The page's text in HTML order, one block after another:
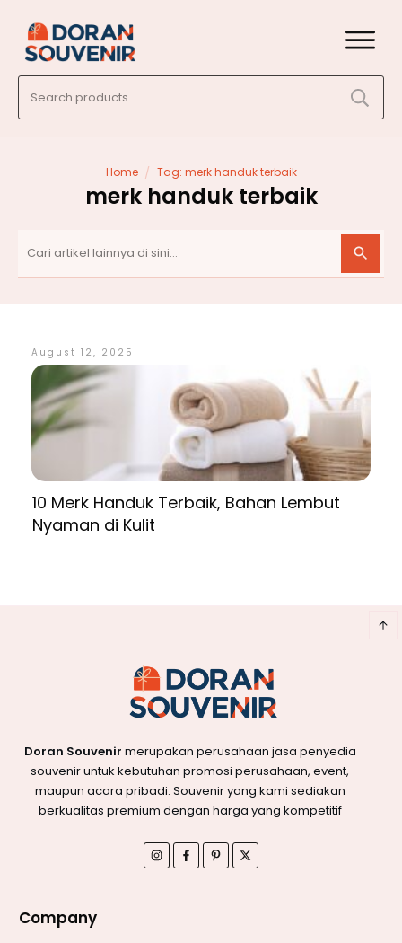
for:
Home / Tag: merk handuk terbaik
merk handuk terbaik
August 12, 2025
10 Merk Handuk Terbaik, Bahan Lembut
Nyaman di Kulit
Doran Souvenir merupakan perusahaan jasa penyedia
souvenir untuk kebutuhan promosi perusahaan, event,
maupun acara pribadi. Souvenir yang kami sediakan
berkualitas premium dengan harga yang kompetitif
Company